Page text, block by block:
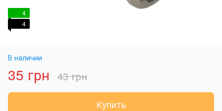
4
4
В наличии
35 грн 43 грн
Купить